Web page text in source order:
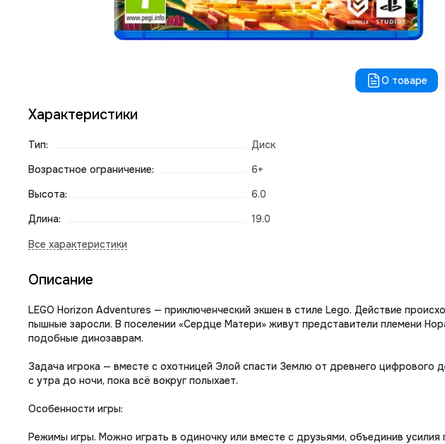
О товаре
Характеристики
Тип:
Диск
Возрастное ограничение:
6+
Высота:
6.0
Длина:
19.0
Описание
LEGO Horizon Adventures — приключенческий экшен в стиле Lego. Действие
пышные заросли. В поселении «Сердце Матери» живут представители племени
подобные динозаврам.
Задача игрока — вместе с охотницей Элой спасти Землю от древнего цифрового
с утра до ночи, пока всё вокруг полыхает.
Особенности игры:
Режимы игры. Можно играть в одиночку или вместе с друзьями, объединив